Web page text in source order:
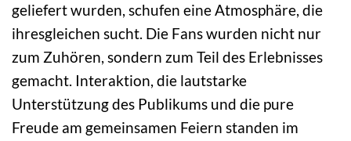
geliefert wurden, schufen eine Atmosphäre, die
ihresgleichen sucht. Die Fans wurden nicht nur
zum Zuhören, sondern zum Teil des Erlebnisses
gemacht. Interaktion, die lautstarke
Unterstützung des Publikums und die pure
Freude am gemeinsamen Feiern standen im